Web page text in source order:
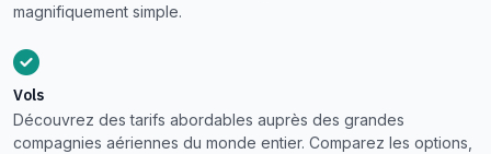
magnifiquement simple.
Vols
Découvrez des tarifs abordables auprès des grandes
compagnies aériennes du monde entier. Comparez les options,